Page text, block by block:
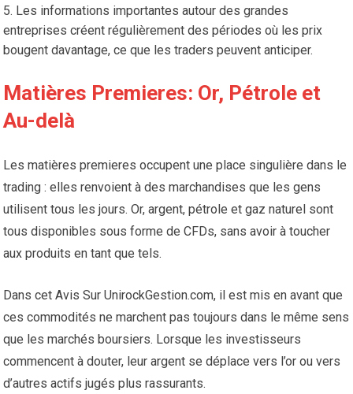
Les informations importantes autour des grandes
entreprises créent régulièrement des périodes où les prix
bougent davantage, ce que les traders peuvent anticiper.
Matières Premieres: Or, Pétrole et
Au-delà
Les matières premieres occupent une place singulière dans le
trading : elles renvoient à des marchandises que les gens
utilisent tous les jours. Or, argent, pétrole et gaz naturel sont
tous disponibles sous forme de CFDs, sans avoir à toucher
aux produits en tant que tels.
Dans cet Avis Sur UnirockGestion.com, il est mis en avant que
ces commodités ne marchent pas toujours dans le même sens
que les marchés boursiers. Lorsque les investisseurs
commencent à douter, leur argent se déplace vers l’or ou vers
d’autres actifs jugés plus rassurants.